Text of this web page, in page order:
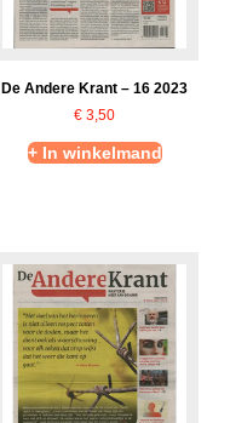
De Andere Krant – 16 2023
€ 3,50
+ In winkelmand